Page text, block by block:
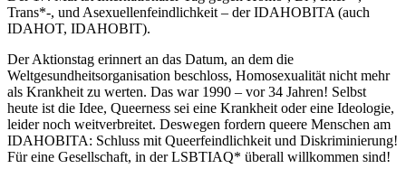
Trans*-, und Asexuellenfeindlichkeit – der IDAHOBITA (auch
IDAHOT, IDAHOBIT).
Der Aktionstag erinnert an das Datum, an dem die
Weltgesundheitsorganisation beschloss, Homosexualität nicht mehr
als Krankheit zu werten. Das war 1990 – vor 34 Jahren! Selbst
heute ist die Idee, Queerness sei eine Krankheit oder eine Ideologie,
leider noch weitverbreitet. Deswegen fordern queere Menschen am
IDAHOBITA: Schluss mit Queerfeindlichkeit und Diskriminierung!
Für eine Gesellschaft, in der LSBTIAQ* überall willkommen sind!